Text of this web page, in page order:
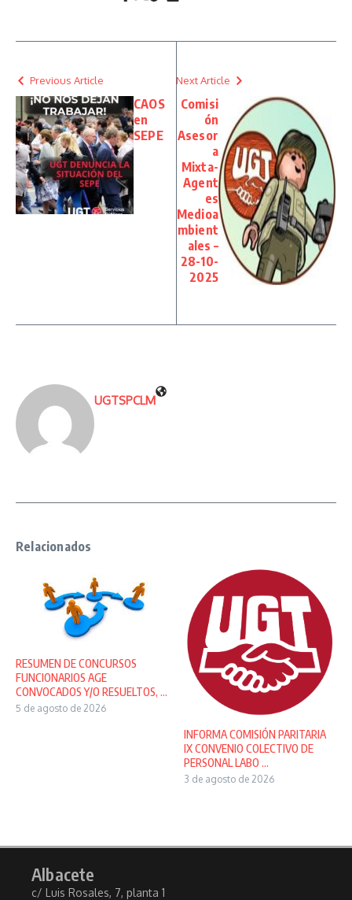
Previous Article
CAOS
en
SEPE
Next Article
Comisi
ón
Asesor
a
Mixta-
Agent
es
Medioa
mbient
ales –
28-10-
2025
UGTSPCLM
Relacionados
RESUMEN DE CONCURSOS
FUNCIONARIOS AGE
CONVOCADOS Y/O RESUELTOS, ...
5 de agosto de 2026
INFORMA COMISIÓN PARITARIA
IX CONVENIO COLECTIVO DE
PERSONAL LABO ...
3 de agosto de 2026
Albacete
c/ Luis Rosales, 7, planta 1